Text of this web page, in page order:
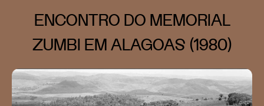
ENCONTRO DO MEMORIAL
ZUMBI EM ALAGOAS (1980)